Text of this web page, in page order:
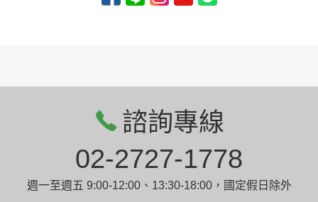
諮詢專線
02-2727-1778
週一至週五 9:00-12:00、13:30-18:00，國定假日除外